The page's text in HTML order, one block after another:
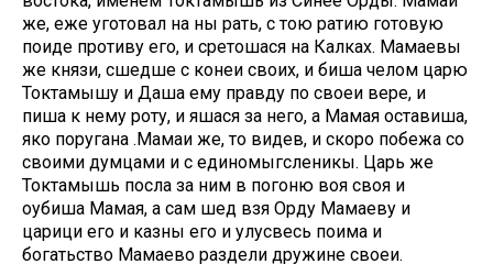
же, еже уготовал на ны рать, с тою ратию готовую
поиде противу его, и сретошася на Калках. Мамаевы
же князи, сшедше с конеи своих, и биша челом царю
Токтамышу и Даша ему правду по своеи вере, и
пиша к нему роту, и яшася за него, а Мамая оставиша,
яко поругана .Мамаи же, то видев, и скоро побежа со
своими думцами и с единомыгсленикы. Царь же
Токтамышь посла за ним в погоню воя своя и
оубиша Мамая, а сам шед взя Орду Мамаеву и
царици его и казны его и улусвесь поима и
богатьство Мамаево раздели дружине своеи.